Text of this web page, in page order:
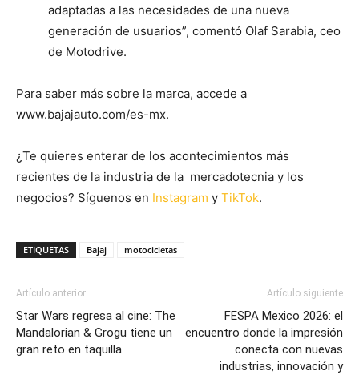
adaptadas a las necesidades de una nueva
generación de usuarios”, comentó Olaf Sarabia, ceo
de Motodrive.
Para saber más sobre la marca, accede a
www.bajajauto.com/es-mx.
¿Te quieres enterar de los acontecimientos más
recientes de la industria de la mercadotecnia y los
negocios? Síguenos en Instagram y TikTok.
ETIQUETAS Bajaj motocicletas
Artículo anterior
Star Wars regresa al cine: The
Mandalorian & Grogu tiene un
gran reto en taquilla
Artículo siguiente
FESPA Mexico 2026: el
encuentro donde la impresión
conecta con nuevas
industrias, innovación y